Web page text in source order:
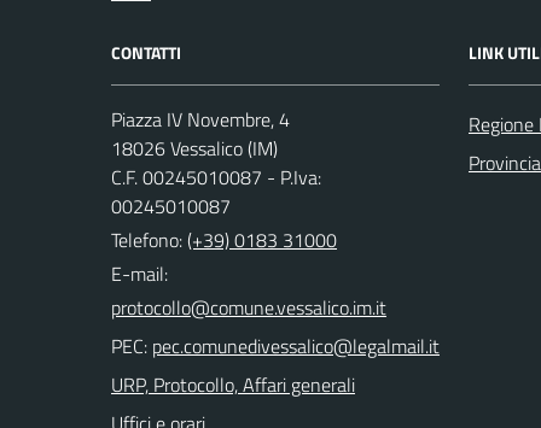
CONTATTI
Piazza IV Novembre, 4
18026 Vessalico (IM)
C.F. 00245010087 - P.Iva:
00245010087
Telefono:(+39) 0183 31000
E-mail:
PEC:
URP, Protocollo, Affari generali
LINK
Regione